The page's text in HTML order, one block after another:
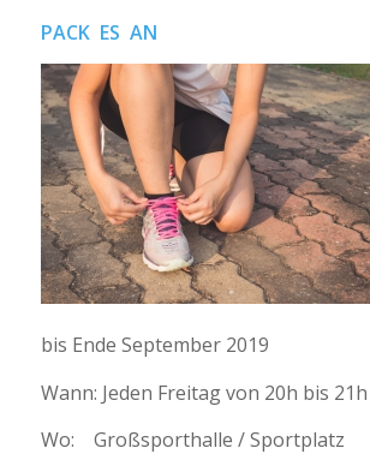
PACK ES AN
bis Ende September 2019
Wann: Jeden Freitag von 20h bis 21h
Wo: Großsporthalle / Sportplatz